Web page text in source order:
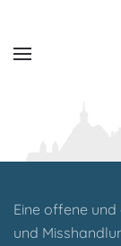
Zum
Eine offene
und